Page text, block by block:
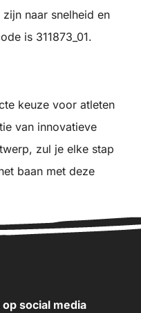
naar snelheid en
is 311873_01.
keuze voor atleten
van innovatieve
zul je elke stap
baan met deze
social media